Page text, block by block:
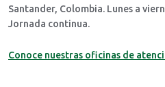
Santander, Colombia. Lunes a
Jornada continua.
Conoce nuestras oficinas de